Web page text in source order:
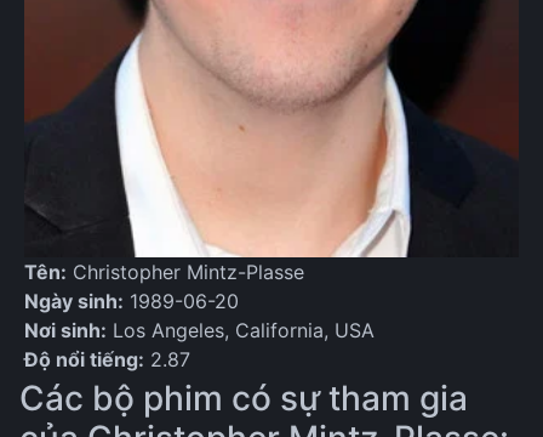
Tên: Christopher Mintz-Plasse
Ngày sinh: 1989-06-20
Nơi sinh: Los Angeles, California, USA
Độ nổi tiếng: 2.87
Các bộ phim có sự tham gia